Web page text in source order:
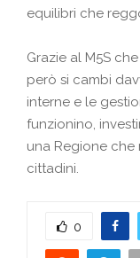
equilibri che
Grazie al M5S
però si cambi
interne e le
funzionino,
una Regione
cittadini.
0